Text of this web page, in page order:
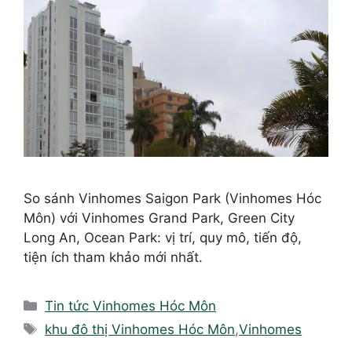
So sánh Vinhomes Saigon Park (Vinhomes Hóc
Môn) với Vinhomes Grand Park, Green City
Long An, Ocean Park: vị trí, quy mô, tiến độ,
tiện ích tham khảo mới nhất.
Danh
mục
Tin tức Vinhomes Hóc Môn
Thẻ
khu đô thị Vinhomes Hóc Môn,Vinhomes